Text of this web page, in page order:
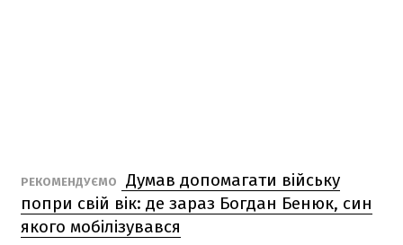
РЕКОМЕНДУЄМО
Думав допомагати війську
попри свій вік: де зараз Богдан Бенюк, син
якого мобілізувався